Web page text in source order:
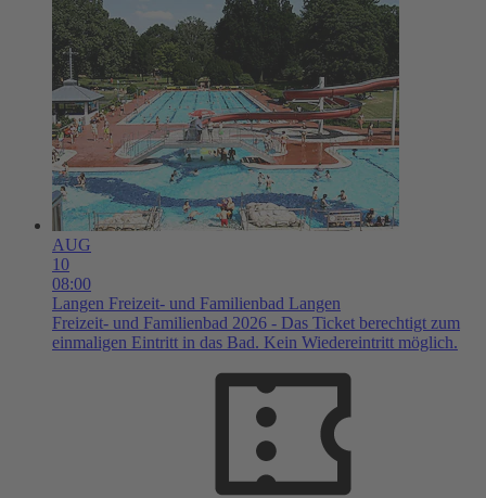
AUG
10
08:00
Langen Freizeit- und Familienbad Langen
Freizeit- und Familienbad 2026 - Das Ticket berechtigt zum
einmaligen Eintritt in das Bad. Kein Wiedereintritt möglich.